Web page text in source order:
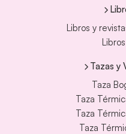
Libros y
Tazas y
Taza
Taza
Taza
Taza